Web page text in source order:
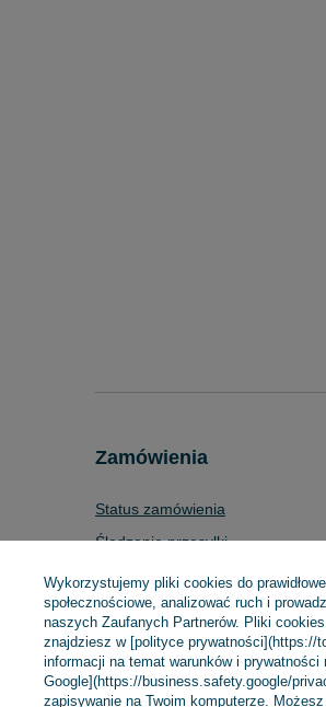
Zamówienia
Status zamówienia
Śledzenie przesyłki
Chcę zareklamować produkt
Chcę zwrócić produkt
Chcę wymienić towar
Kontakt
Wykorzystujemy pliki cookies do
społecznościowe, analizować ruch i
naszych Zaufanych Partnerów. Pliki
znajdziesz w [polityce prywatności](https://
informacji na temat warunków i
Google](https://business.safety.google/
zapisywanie na Twoim komputerze.